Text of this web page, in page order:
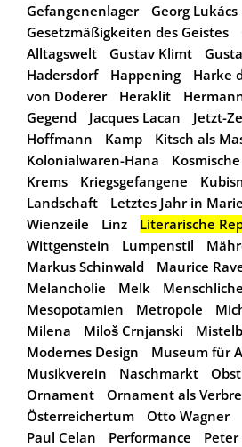
Gefangenenlager
Georg Lukács
Gesetzmäßigkeiten des Geistes
Alltagswelt
Gustav Klimt
Hadersdorf
Happening Harke
von Doderer
Heraklit
Gegend
Jacques Lacan Jetzt-
Hoffmann
Kamp
Kitsch als
Kolonialwaren-Hana
Krems
Kriegsgefangene
Landschaft
Letztes Jahr in
Wienzeile
Linz Literarische
Wittgenstein
Lumpenstil
Markus Schinwald
Maurice
Melancholie
Melk
Mesopotamien
Metropole
Milena
Miloš Crnjanski
Modernes Design
Museum für
Musikverein
Naschmarkt
Ornament
Ornament als
Österreichertum
Otto Wagner
Paul Celan
Performance